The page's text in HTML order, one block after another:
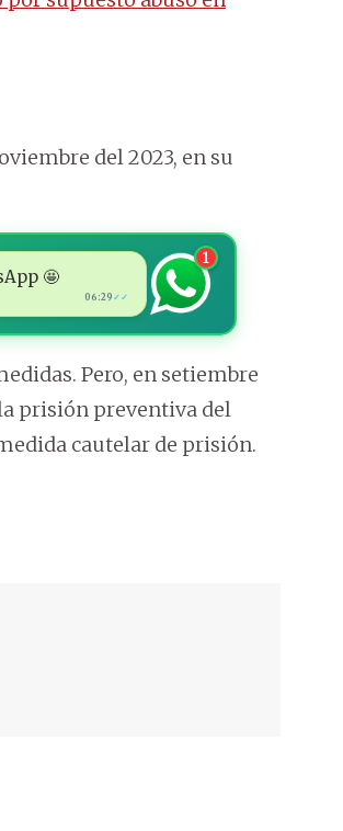
del 2023, en su
🤩
06:29 ✓✓
1
Pero, en setiembre
prisión preventiva del
cautelar de prisión.